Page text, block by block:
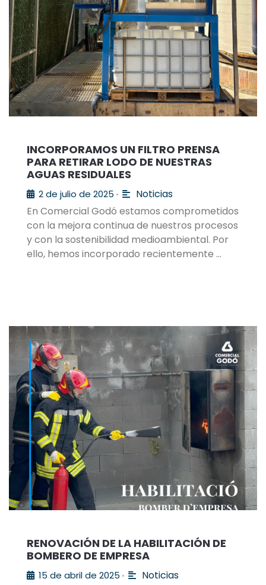
INCORPORAMOS UN FILTRO PRENSA
PARA RETIRAR LODO DE NUESTRAS
AGUAS RESIDUALES
2 de julio de 2025 •
Noticias
En Comercial Godó estamos comprometidos
con la mejora continua de nuestros procesos
y con la sostenibilidad medioambiental. Por
ello, hemos incorporado recientemente …
RENOVACIÓN DE LA HABILITACIÓN DE
BOMBERO DE EMPRESA
15 de abril de 2025 •
Noticias